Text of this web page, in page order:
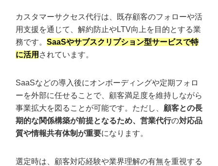
カスタマーサクセス代行は、既存顧客のフォローや活
用支援を通じて、解約防止やLTV向上を目的とする業
務です。 SaaSやサブスクリプション型サービスで特
に活用 されています。
SaaSなどの導入後にオンボーディングや定期フォロ
ーを外部に任せることで、顧客満足度を維持しながら
事業拡大を図ることが可能です。ただし、 顧客との長
期的な関係構築が前提となるため、営業代行の対応品
質や情報共有体制が重要になります。
選定時は、顧客対応経験や業界理解の有無を重視する